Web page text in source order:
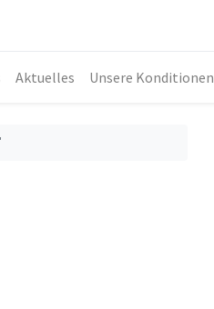
Aktuelles Unsere Konditionen